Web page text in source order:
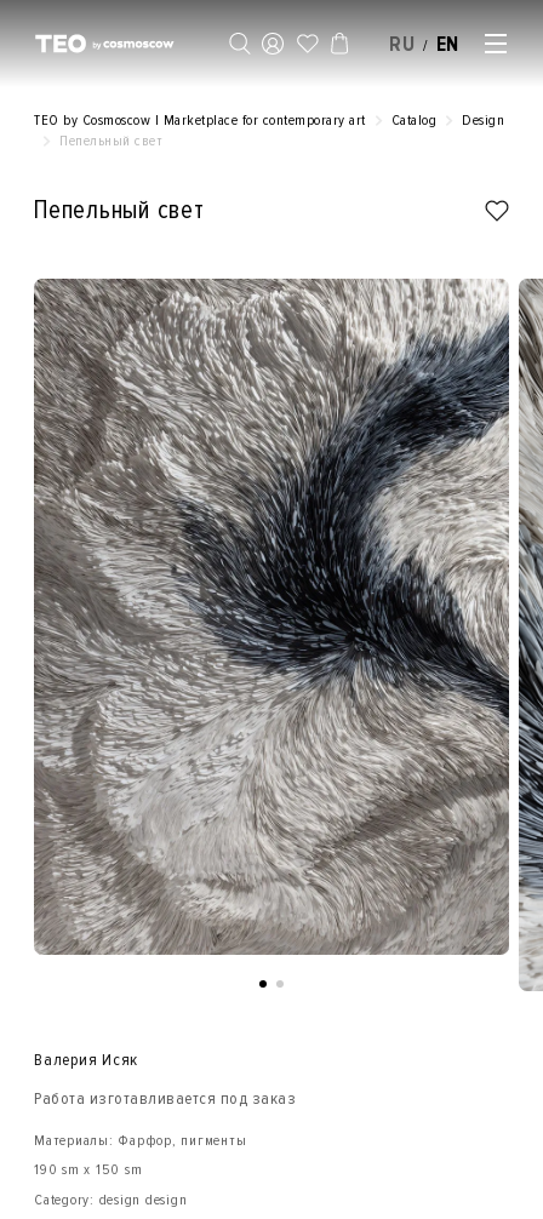
RU / EN
TEO by Cosmoscow | Marketplace for contemporary art Catalog
Design
Пепельный свет
Пепельный свет
Валерия Исяк
Работа изготавливается под заказ
Материалы: Фарфор, пигменты
190 sm x 150 sm
Category: design design